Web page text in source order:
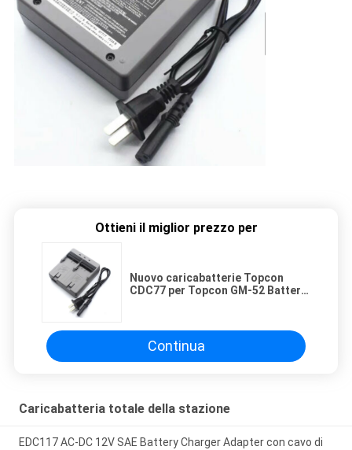
Ottieni il miglior prezzo per
Nuovo caricabatterie Topcon
CDC77 per Topcon GM-52 Batteria
Continua
Caricabatteria totale della stazione
EDC117 AC-DC 12V SAE Battery Charger Adapter con cavo di